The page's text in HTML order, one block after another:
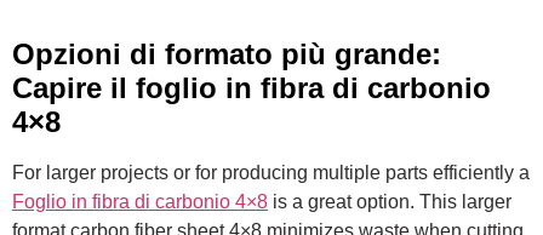
Opzioni di formato più grande:
Capire il foglio in fibra di carbonio
4×8
For larger projects or for producing multiple parts efficiently a
Foglio in fibra di carbonio 4×8 is a great option. This larger
format carbon fiber sheet 4×8 minimizes waste when cutting